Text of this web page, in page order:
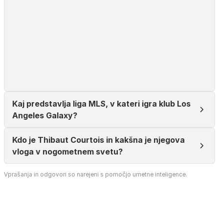
Kaj predstavlja liga MLS, v kateri igra klub Los
Angeles Galaxy?
Kdo je Thibaut Courtois in kakšna je njegova
vloga v nogometnem svetu?
Vprašanja in odgovori so narejeni s pomočjo umetne inteligence.